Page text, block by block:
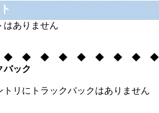
はありません
◆ ◆ ◆ ◆ ◆ ◆ ◆ ◆
バック
トリにトラックバックはありません